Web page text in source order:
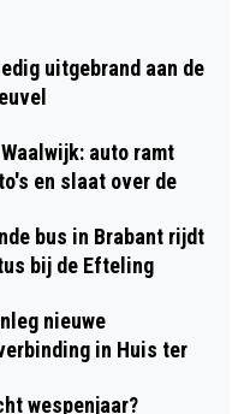
VOOR 65-
AAN BIJ
POLITIE
uitgebrand aan de
auto ramt
en slaat over de
bus in Brabant rijdt
bij de Efteling
nieuwe
in Huis ter
wespenjaar?